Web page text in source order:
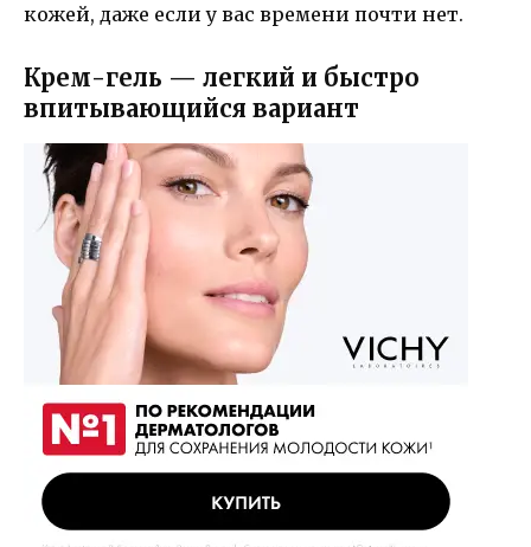
кожей, даже если у вас времени почти нет.
Крем-гель — легкий и быстро
впитывающийся вариант